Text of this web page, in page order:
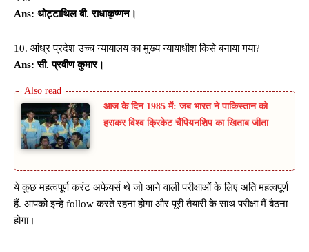
Ans: थोट्टाथिल बी. राधाकृष्णन।
10. आंध्र प्रदेश उच्च न्यायालय का मुख्य न्यायाधीश किसे बनाया गया?
Ans: सी. प्रवीण कुमार।
आज के दिन 1985 में: जब भारत ने पाकिस्तान को
हराकर विश्व क्रिकेट चैंपियनशिप का खिताब जीता
ये कुछ महत्वपूर्ण करंट अफेयर्स थे जो आने वाली परीक्षाओं के लिए अति महत्वपूर्ण
हैं. आपको इन्हे follow करते रहना होगा और पूरी तैयारी के साथ परीक्षा मैं बैठना
होगा।